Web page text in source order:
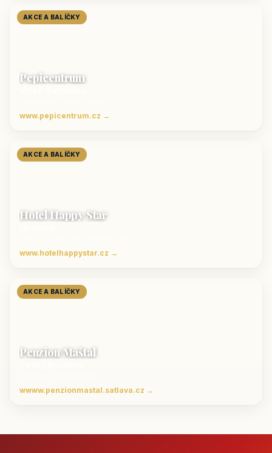
AKCE A BALÍČKY
Pepicentrum
www.pepicentrum.cz →
AKCE A BALÍČKY
Hotel Happy Star
www.hotelhappystar.cz →
AKCE A BALÍČKY
Penzion Maštal
wwww.penzionmastal.satlava.cz →